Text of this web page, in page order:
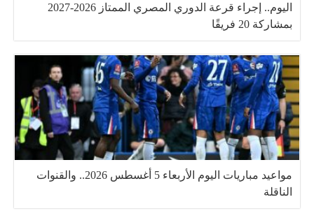
اليوم.. إجراء قرعة الدوري المصري الممتاز 2026-2027
بمشاركة 20 فريقًا
مواعيد مباريات اليوم الأربعاء 5 أغسطس 2026.. والقنوات
الناقلة